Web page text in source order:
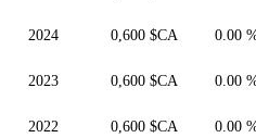
2024 0,600 $CA 0.00
2023 0,600 $CA 0.00
2022 0,600 $CA 0.00